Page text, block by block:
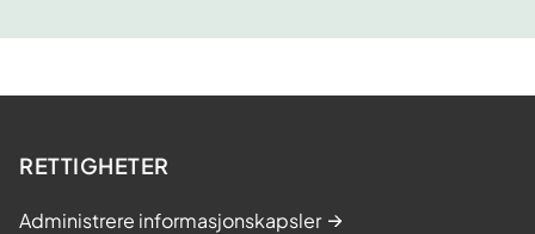
g
m
t
RETTIGHETER
Administrere informasjonskapsler